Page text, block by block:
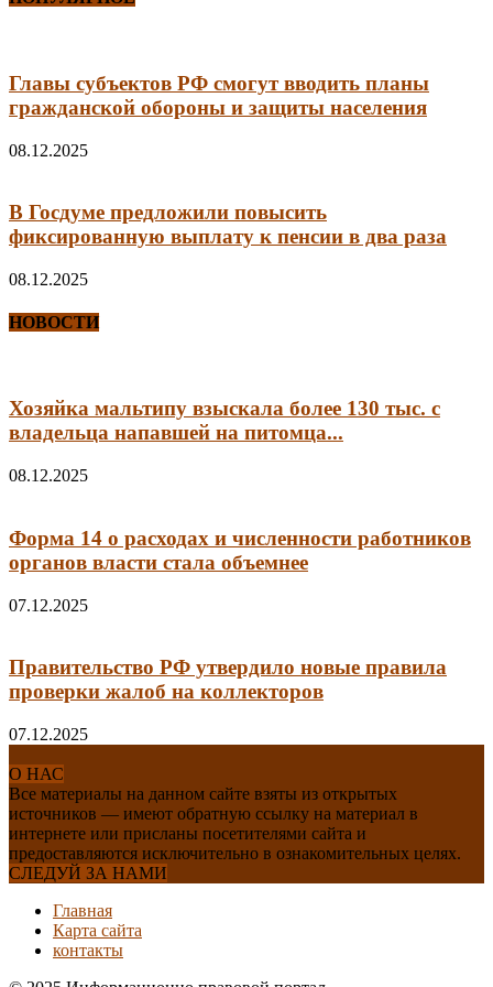
Главы субъектов РФ смогут вводить планы
гражданской обороны и защиты населения
08.12.2025
В Госдуме предложили повысить
фиксированную выплату к пенсии в два раза
08.12.2025
НОВОСТИ
Хозяйка мальтипу взыскала более 130 тыс. с
владельца напавшей на питомца...
08.12.2025
Форма 14 о расходах и численности работников
органов власти стала объемнее
07.12.2025
Правительство РФ утвердило новые правила
проверки жалоб на коллекторов
07.12.2025
О НАС
Все материалы на данном сайте взяты из открытых
источников — имеют обратную ссылку на материал в
интернете или присланы посетителями сайта и
предоставляются исключительно в ознакомительных целях.
СЛЕДУЙ ЗА НАМИ
Главная
Карта сайта
контакты